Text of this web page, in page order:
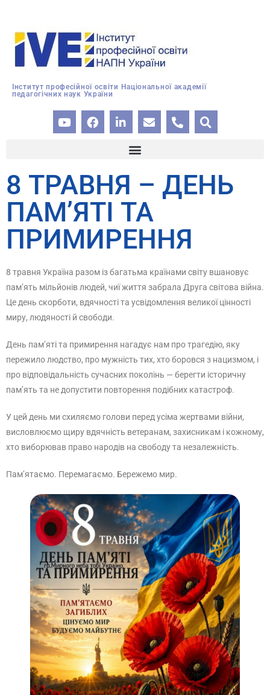
Інститут професійної освіти Національної академії
педагогічних наук України
8 ТРАВНЯ – ДЕНЬ
ПАМ’ЯТІ ТА
ПРИМИРЕННЯ
8 травня Україна разом із багатьма країнами світу вшановує
пам’ять мільйонів людей, чиї життя забрала Друга світова війна.
Це день скорботи, вдячності та усвідомлення великої цінності
миру, людяності й свободи.
День пам’яті та примирення нагадує нам про трагедію, яку
пережило людство, про мужність тих, хто боровся з нацизмом, і
про відповідальність сучасних поколінь — берегти історичну
пам’ять та не допустити повторення подібних катастроф.
У цей день ми схиляємо голови перед усіма жертвами війни,
висловлюємо щиру вдячність ветеранам, захисникам і кожному,
хто виборював право народів на свободу та незалежність.
Пам’ятаємо. Перемагаємо. Бережемо мир.